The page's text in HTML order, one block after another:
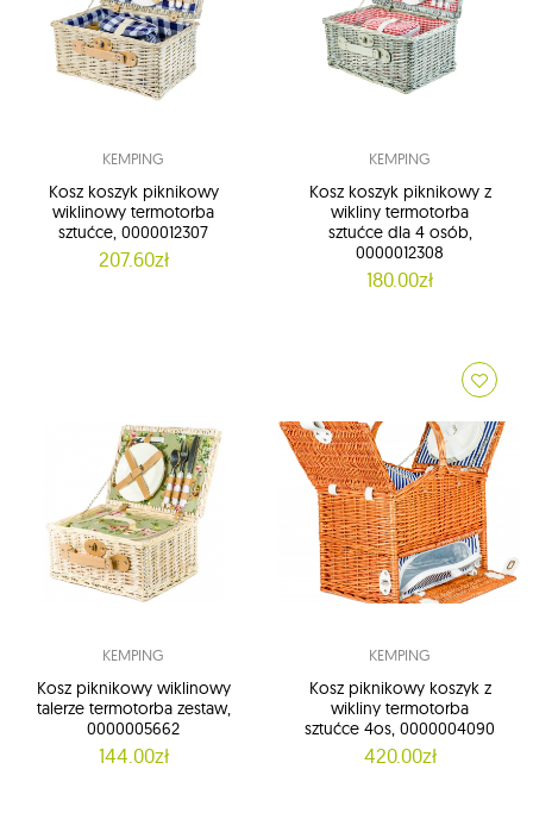
KEMPING
Kosz koszyk piknikowy
wiklinowy termotorba
sztućce, 0000012307
207.60zł
KEMPING
Kosz koszyk piknikowy z
wikliny termotorba
sztućce dla 4 osób,
0000012308
180.00zł
KEMPING
Kosz piknikowy wiklinowy
talerze termotorba zestaw,
0000005662
144.00zł
KEMPING
Kosz piknikowy koszyk z
wikliny termotorba
sztućce 4os, 0000004090
420.00zł